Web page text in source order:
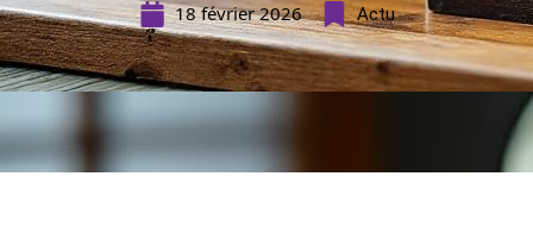
18 février 2026 Actu